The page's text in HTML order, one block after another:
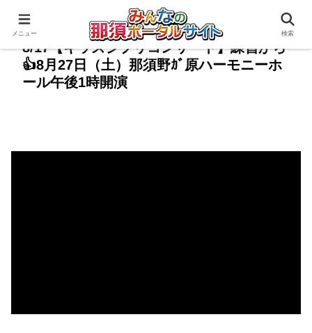
8/17【キッズジブリコンサート】練習から
👍8月27日（土）那須野ｶﾞ原ハーモニーホ
ール午後1時開演
メニュー 検索